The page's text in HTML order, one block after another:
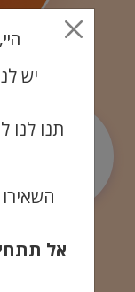
באיזה אזור
יש
תנו
אל